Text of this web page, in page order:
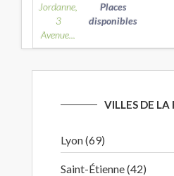
Jordanne,
3
Avenue...
Places
disponibles
VILLES DE LA
Lyon (69)
Saint-Étienne (42)